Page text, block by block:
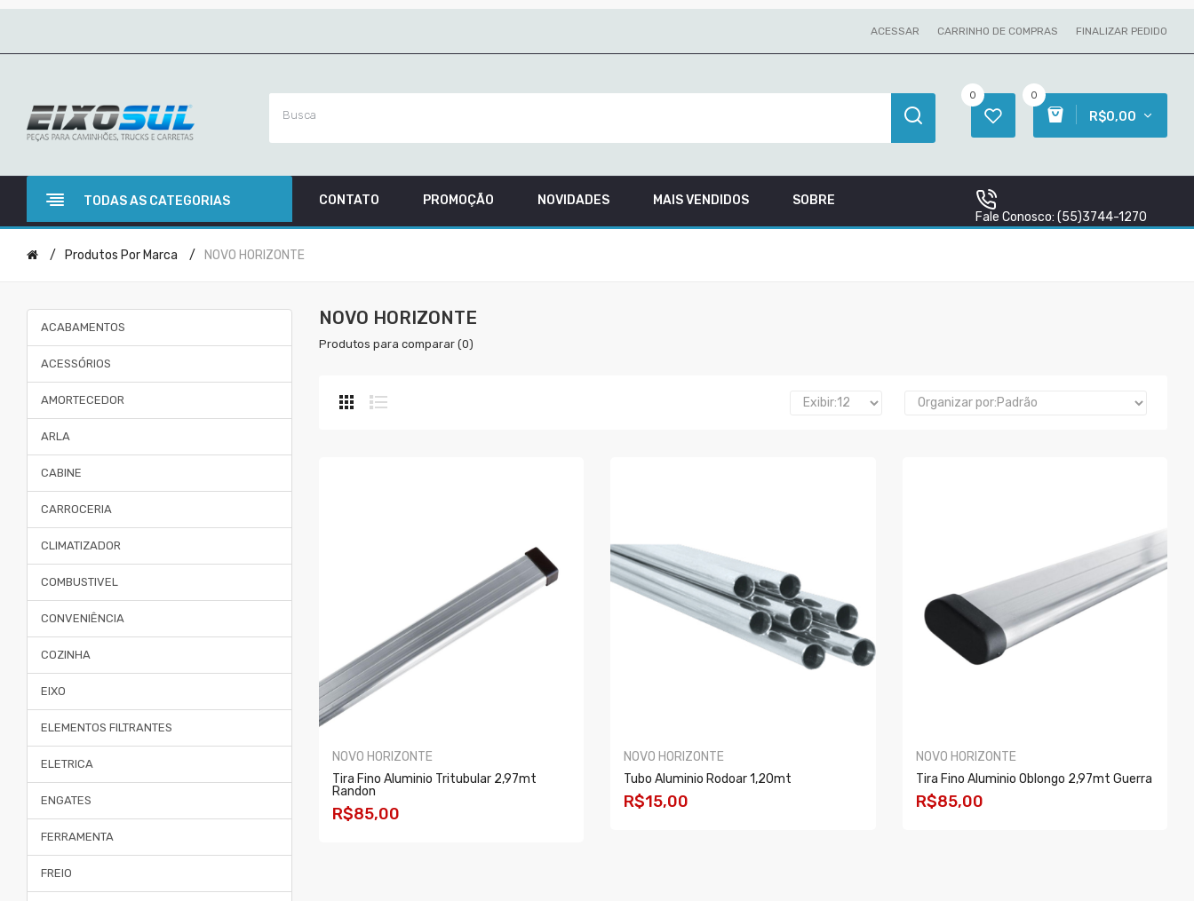
ACESSAR CARRINHO DE COMPRAS FINALIZAR PEDIDO
0
R$0,00
0
TODAS AS CATEGORIAS CONTATO PROMOÇÃO NOVIDADES MAIS VENDIDOS
SOBRE
Fale Conosco: (55)3744-1270
Produtos Por Marca NOVO HORIZONTE
ACABAMENTOS
ACESSÓRIOS
AMORTECEDOR
ARLA
CABINE
CARROCERIA
CLIMATIZADOR
COMBUSTIVEL
CONVENIÊNCIA
COZINHA
EIXO
ELEMENTOS FILTRANTES
ELETRICA
ENGATES
FERRAMENTA
FREIO
NOVO HORIZONTE
Produtos para comparar (0)
NOVO HORIZONTE
Tira Fino Aluminio Tritubular 2,97mt
Randon
R$85,00
NOVO HORIZONTE
Tubo Aluminio Rodoar 1,20mt
R$15,00
NOVO HORIZONTE
Tira Fino Aluminio Oblongo 2,97mt Guerra
R$85,00